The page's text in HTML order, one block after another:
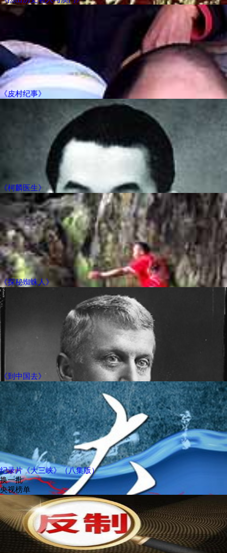
《皮村纪事》
《柯麟医生》
《探秘蜘蛛人》
《到中国去》
纪录片《大三峡》（八集版）
换一批
央视榜单